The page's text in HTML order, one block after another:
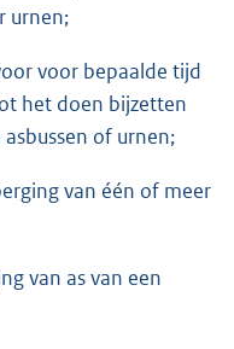
urnen;
voor bepaalde tijd
het doen bijzetten
of urnen;
van één of meer
van as van een